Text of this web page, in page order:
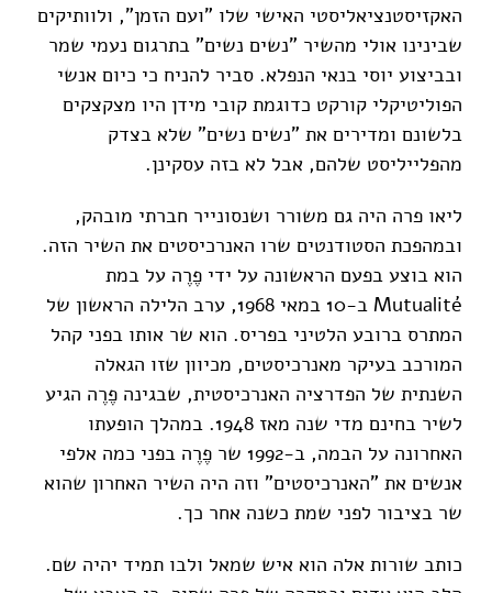
האקזיסטנציאליסטי האישי שלו "ועם הזמן", ולוותיקים
שבינינו אולי מהשיר "נשים נשים" בתרגום נעמי שמר
ובביצוע יוסי בנאי הנפלא. סביר להניח כי כיום אנשי
הפוליטיקלי קורקט כדוגמת קובי מידן היו מצקצקים
בלשונם ומדירים את "נשים נשים" שלא בצדק
מהפלייליסט שלהם, אבל לא בזה עסקינן.
ליאו פרה היה גם משורר ושנסונייר חברתי מובהק,
ובמהפכת הסטודנטים שרו האנרכיסטים את השיר הזה.
הוא בוצע בפעם הראשונה על ידי פֶרֶה על במת
Mutualité ב-10 במאי 1968, ערב הלילה הראשון של
המתרס ברובע הלטיני בפריס. הוא שר אותו בפני קהל
המורכב בעיקר מאנרכיסטים, מכיוון שזו הגאלה
השנתית של הפדרציה האנרכיסטית, שבגינה פֶרֶה הגיע
לשיר בחינם מדי שנה מאז 1948. במהלך הופעתו
האחרונה על הבמה, ב-1992 שר פֶרֶה בפני כמה אלפי
אנשים את "האנרכיסטים" וזה היה השיר האחרון שהוא
שר בציבור לפני שמת כשנה אחר כך.
כותב שורות אלה הוא איש שמאל ולבו תמיד יהיה שם.